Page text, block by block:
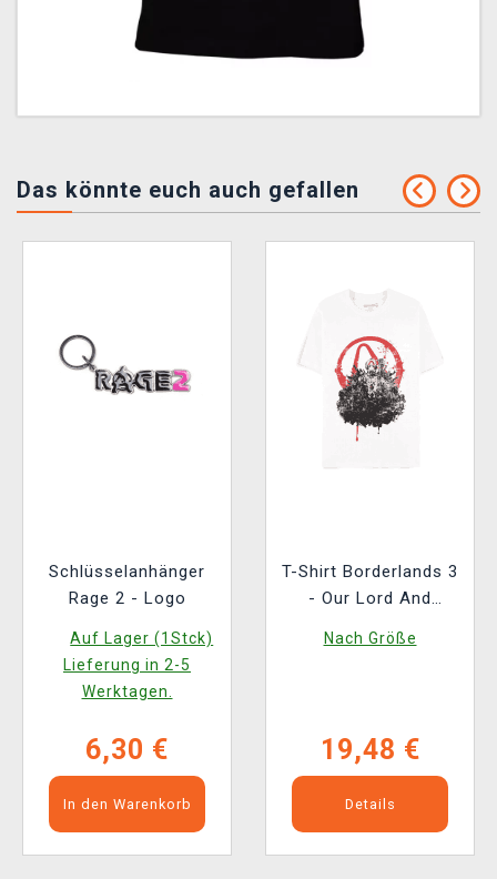
Das könnte euch auch gefallen
Schlüsselanhänger
Rage 2 - Logo
Auf Lager (1Stck)
Lieferung in 2-5
Werktagen.
6,30 €
In den Warenkorb
T-Shirt Borderlands 3
- Our Lord And
Nach Größe
19,48 €
Details